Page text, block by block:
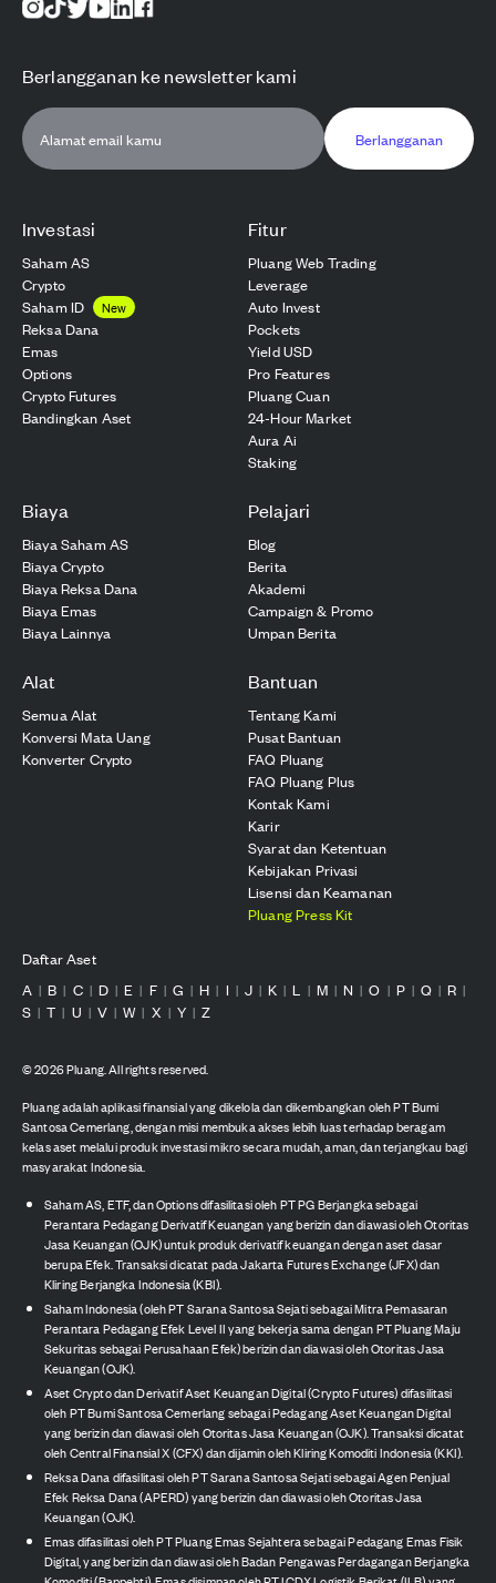
Investasi
Saham AS
Crypto
Saham ID
New
Reksa Dana
Emas
Options
Crypto Futures
Bandingkan Aset
Fitur
Pluang Web Trading
Leverage
Auto Invest
Pockets
Yield USD
Pro Features
Pluang Cuan
24-Hour Market
Aura Ai
Staking
Biaya
Biaya Saham AS
Biaya Crypto
Biaya Reksa Dana
Biaya Emas
Biaya Lainnya
Pelajari
Blog
Berita
Akademi
Campaign & Promo
Umpan Berita
Alat
Semua Alat
Konversi Mata Uang
Konverter Crypto
Bantuan
Tentang Kami
Pusat Bantuan
FAQ Pluang
FAQ Pluang Plus
Kontak Kami
Karir
Syarat dan Ketentuan
Kebijakan Privasi
Lisensi dan Keamanan
Pluang Press Kit
Berlangganan ke newsletter kami
Berlangganan
Daftar Aset
A | B | C | D | E | F | G | H | I | J | K | L | M | N | O | P | Q | R |
S | T | U | V | W | X | Y | Z
©2026Pluang. All rights reserved.
Pluang adalah aplikasi finansial yang dikelola dan dikembangkan oleh PT Bumi
Santosa Cemerlang, dengan misi membuka akses lebih luas terhadap beragam
kelas aset melalui produk investasi mikro secara mudah, aman, dan terjangkau bagi
masyarakat Indonesia.
Saham AS, ETF, dan Options difasilitasi oleh PT PG Berjangka sebagai
Perantara Pedagang Derivatif Keuangan yang berizin dan diawasi oleh Otoritas
Jasa Keuangan (OJK) untuk produk derivatif keuangan dengan aset dasar
berupa Efek. Transaksi dicatat pada Jakarta Futures Exchange (JFX) dan
Kliring Berjangka Indonesia (KBI).
Saham Indonesia (oleh PT Sarana Santosa Sejati sebagai Mitra Pemasaran
Perantara Pedagang Efek Level II yang bekerja sama dengan PT Pluang Maju
Sekuritas sebagai Perusahaan Efek) berizin dan diawasi oleh Otoritas Jasa
Keuangan (OJK).
Aset Crypto dan Derivatif Aset Keuangan Digital (Crypto Futures) difasilitasi
oleh PT Bumi Santosa Cemerlang sebagai Pedagang Aset Keuangan Digital
yang berizin dan diawasi oleh Otoritas Jasa Keuangan (OJK). Transaksi dicatat
oleh Central Finansial X (CFX) dan dijamin oleh Kliring Komoditi Indonesia (KKI).
Reksa Dana difasilitasi oleh PT Sarana Santosa Sejati sebagai Agen Penjual
Efek Reksa Dana (APERD) yang berizin dan diawasi oleh Otoritas Jasa
Keuangan (OJK).
Emas difasilitasi oleh PT Pluang Emas Sejahtera sebagai Pedagang Emas Fisik
Digital, yang berizin dan diawasi oleh Badan Pengawas Perdagangan Berjangka